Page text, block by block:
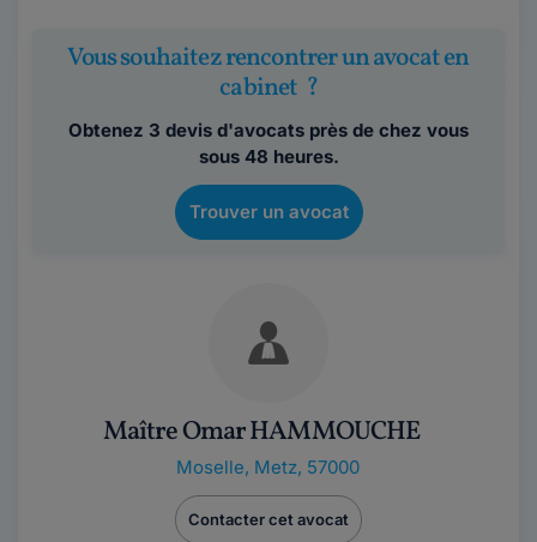
Vous souhaitez rencontrer un avocat en
cabinet ?
Obtenez 3 devis d'avocats près de chez vous
sous 48 heures.
Trouver un avocat
Maître Omar HAMMOUCHE
Moselle, Metz, 57000
Contacter cet avocat